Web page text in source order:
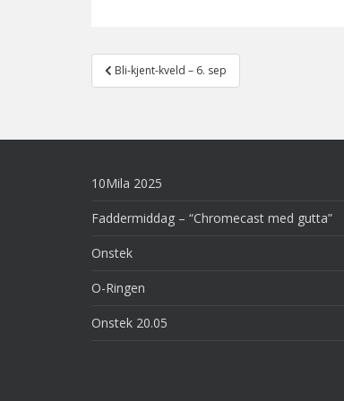
Post
navigation
Bli-kjent-kveld – 6. sep
10Mila 2025
Faddermiddag – “Chromecast med gutta”
Onstek
O-Ringen
Onstek 20.05